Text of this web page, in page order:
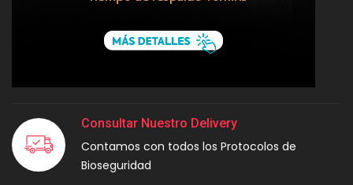
Consultar Nuestro Delivery
Contamos con todos los Protocolos de
Bioseguridad